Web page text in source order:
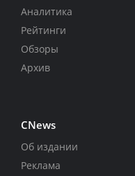
Аналитика
Рейтинги
Обзоры
Архив
CNews
Об издании
Реклама